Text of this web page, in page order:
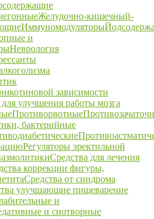
Желудочно-кишечный-
Иммуномодуляторы
и
Неврология
зависимости
улучшения работы мозга
Противорвотные
бактерийные
Регуляторы эректильной
Средства для лечения
коррекции фигуры,
Средства от синдрома
улучшающие пищеварение
и
и снотворные